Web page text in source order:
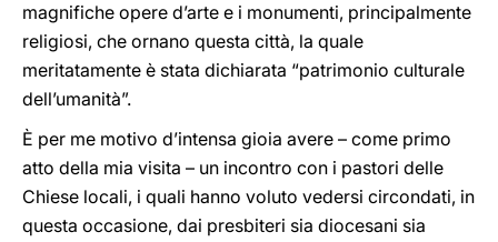
magnifiche opere d’arte e i monumenti, principalmente
religiosi, che ornano questa città, la quale
meritatamente è stata dichiarata “patrimonio culturale
dell’umanità”.
È per me motivo d’intensa gioia avere – come primo
atto della mia visita – un incontro con i pastori delle
Chiese locali, i quali hanno voluto vedersi circondati, in
questa occasione, dai presbiteri sia diocesani sia